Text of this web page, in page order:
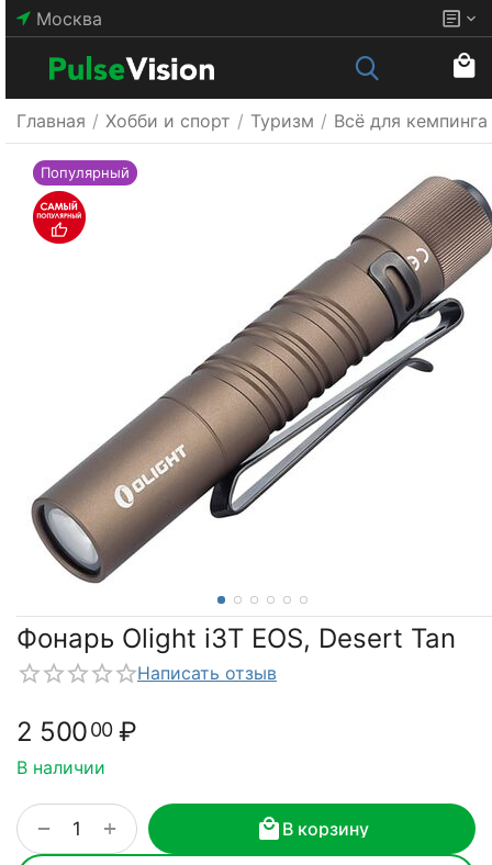
Москва
Главная / Хобби и спорт / Туризм / Всё для кемпинга
Популярный
Фонарь Olight i3T EOS, Desert Tan
Написать отзыв
2 50000 ₽
В наличии
+
− В корзину